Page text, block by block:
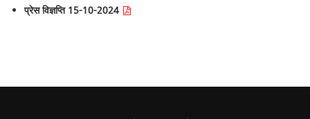
प्रेस विज्ञप्ति 15-10-2024